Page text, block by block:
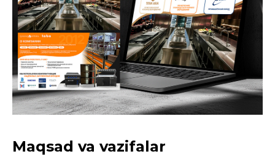
Maqsad va vazifalar